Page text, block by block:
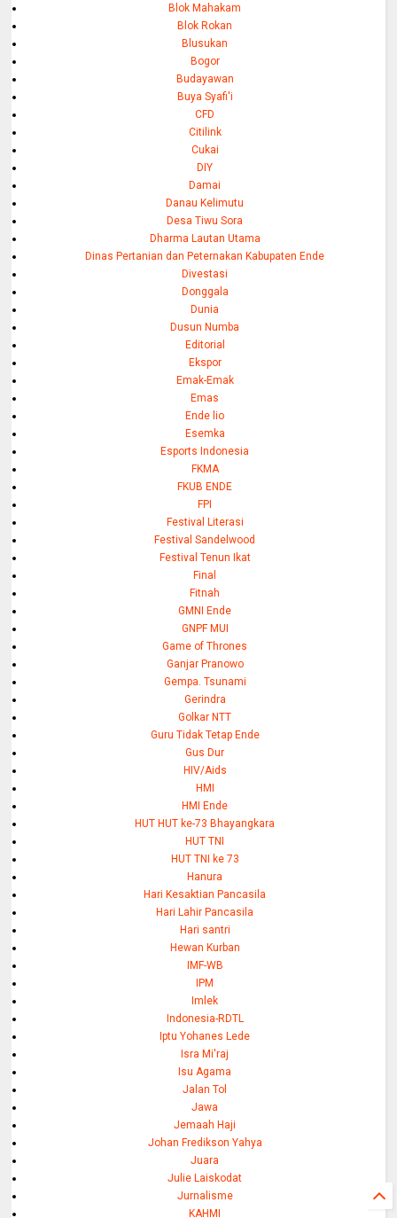
Blok Mahakam
Blok Rokan
Blusukan
Bogor
Budayawan
Buya Syafi'i
CFD
Citilink
Cukai
DIY
Damai
Danau Kelimutu
Desa Tiwu Sora
Dharma Lautan Utama
Dinas Pertanian dan Peternakan Kabupaten Ende
Divestasi
Donggala
Dunia
Dusun Numba
Editorial
Ekspor
Emak-Emak
Emas
Ende lio
Esemka
Esports Indonesia
FKMA
FKUB ENDE
FPI
Festival Literasi
Festival Sandelwood
Festival Tenun Ikat
Final
Fitnah
GMNI Ende
GNPF MUI
Game of Thrones
Ganjar Pranowo
Gempa. Tsunami
Gerindra
Golkar NTT
Guru Tidak Tetap Ende
Gus Dur
HIV/Aids
HMI
HMI Ende
HUT HUT ke-73 Bhayangkara
HUT TNI
HUT TNI ke 73
Hanura
Hari Kesaktian Pancasila
Hari Lahir Pancasila
Hari santri
Hewan Kurban
IMF-WB
IPM
Imlek
Indonesia-RDTL
Iptu Yohanes Lede
Isra Mi'raj
Isu Agama
Jalan Tol
Jawa
Jemaah Haji
Johan Fredikson Yahya
Juara
Julie Laiskodat
Jurnalisme
KAHMI